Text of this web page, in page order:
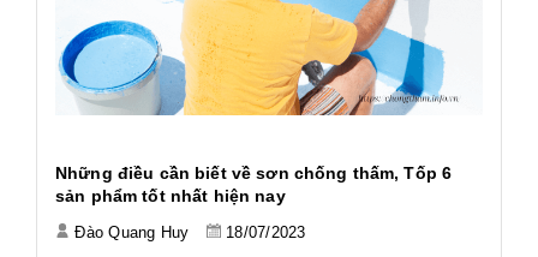
Những điều cần biết về sơn chống thấm, Tốp 6
sản phẩm tốt nhất hiện nay
Đào Quang Huy
18/07/2023